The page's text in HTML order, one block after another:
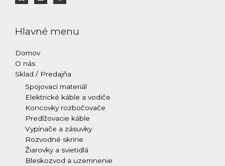
Hlavné menu
Domov
O nás
Sklad / Predajňa
Spojovací materiál
Elektrické káble a vodiče
Koncovky rozbočovače
Predlžovacie káble
Vypínače a zásuvky
Rozvodné skrine
Žiarovky a svietidlá
Bleskozvod a uzemnenie